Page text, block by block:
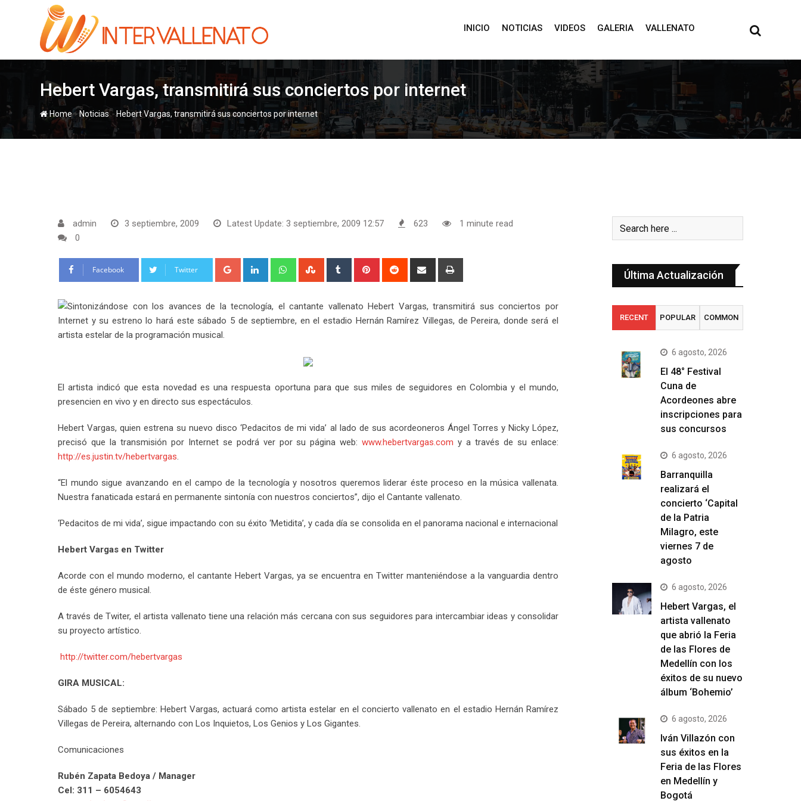
INICIO NOTICIAS VIDEOS GALERIA VALLENATO
Hebert Vargas, transmitirá sus conciertos por internet
Home-Noticias-Hebert Vargas, transmitirá sus conciertos por internet
admin 3 septiembre, 2009 Latest Update: 3 septiembre, 2009 12:57 623
1 minute read
0
Facebook Twitter Google+ LinkedIn WhatsappStumbleUpon
Tumblr Pinterest Reddit
Share
Sintonizándose con los avances de la tecnología, el cantante vallenato Hebert Vargas, transmitirá sus conciertos por
Internet y su estreno lo hará este sábado 5 de septiembre, en el estadio Hernán Ramírez Villegas, de Pereira, donde será el
artista estelar de la programación musical.
El artista indicó que esta novedad es una respuesta oportuna para que sus miles de seguidores en Colombia y el mundo,
presencien en vivo y en directo sus espectáculos.
Hebert Vargas, quien estrena su nuevo disco ‘Pedacitos de mi vida’ al lado de sus acordeoneros Ángel Torres y Nicky López,
precisó que la transmisión por Internet se podrá ver por su página web:www.hebertvargas.com y a través de su enlace:
http://es.justin.tv/hebertvargas.
“El mundo sigue avanzando en el campo de la tecnología y nosotros queremos liderar éste proceso en la música vallenata.
Nuestra fanaticada estará en permanente sintonía con nuestros conciertos”, dijo el Cantante vallenato.
‘Pedacitos de mi vida’, sigue impactando con su éxito ‘Metidita’, y cada día se consolida en el panorama nacional e internacional
Hebert Vargas en Twitter
Acorde con el mundo moderno, el cantante Hebert Vargas, ya se encuentra en Twitter manteniéndose a la vanguardia dentro
de éste género musical.
A través de Twiter, el artista vallenato tiene una relación más cercana con sus seguidores para intercambiar ideas y consolidar
su proyecto artístico.
http://twitter.com/hebertvargas
GIRA MUSICAL:
Sábado 5 de septiembre: Hebert Vargas, actuará como artista estelar en el concierto vallenato en el estadio Hernán Ramírez
Villegas de Pereira, alternando con Los Inquietos, Los Genios y Los Gigantes.
Comunicaciones
Rubén Zapata Bedoya / Manager
Cel: 311 – 6054643
Última Actualización
RECENT POPULAR COMMON
6 agosto, 2026
El 48° Festival
Cuna de
Acordeones abre
inscripciones para
sus concursos
6 agosto, 2026
Barranquilla
realizará el
concierto ‘Capital
de la Patria
Milagro, este
viernes 7 de
agosto
6 agosto, 2026
Hebert Vargas, el
artista vallenato
que abrió la Feria
de las Flores de
Medellín con los
éxitos de su nuevo
álbum ‘Bohemio’
6 agosto, 2026
Iván Villazón con
sus éxitos en la
Feria de las Flores
en Medellín y
Bogotá